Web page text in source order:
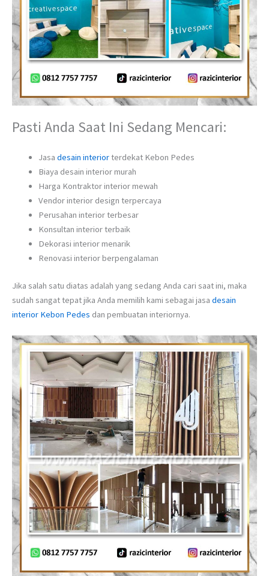
Pasti Anda Saat Ini Sedang Mencari:
Jasa desain interiorterdekat Kebon Pedes
Biaya desain interior murah
Harga Kontraktor interior mewah
Vendor interior design terpercaya
Perusahan interior terbesar
Konsultan interior terbaik
Dekorasi interior menarik
Renovasi interior berpengalaman
Jika salah satu diatas adalah yang sedang Anda cari saat ini, maka
sudah sangat tepat jika Anda memilih kami sebagai jasa desain
interior Kebon Pedes dan pembuatan interiornya.